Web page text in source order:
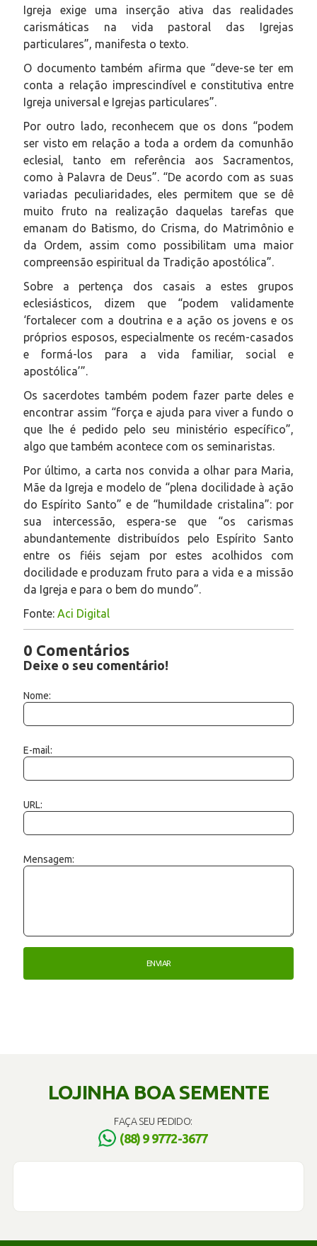
Igreja exige uma inserção ativa das realidades
carismáticas na vida pastoral das Igrejas
particulares”, manifesta o texto.
O documento também afirma que “deve-se ter em
conta a relação imprescindível e constitutiva entre
Igreja universal e Igrejas particulares”.
Por outro lado, reconhecem que os dons “podem
ser visto em relação a toda a ordem da comunhão
eclesial, tanto em referência aos Sacramentos,
como à Palavra de Deus”. “De acordo com as suas
variadas peculiaridades, eles permitem que se dê
muito fruto na realização daquelas tarefas que
emanam do Batismo, do Crisma, do Matrimônio e
da Ordem, assim como possibilitam uma maior
compreensão espiritual da Tradição apostólica”.
Sobre a pertença dos casais a estes grupos
eclesiásticos, dizem que “podem validamente
‘fortalecer com a doutrina e a ação os jovens e os
próprios esposos, especialmente os recém-casados
e formá-los para a vida familiar, social e
apostólica’”.
Os sacerdotes também podem fazer parte deles e
encontrar assim “força e ajuda para viver a fundo o
que lhe é pedido pelo seu ministério específico”,
algo que também acontece com os seminaristas.
Por último, a carta nos convida a olhar para Maria,
Mãe da Igreja e modelo de “plena docilidade à ação
do Espírito Santo” e de “humildade cristalina”: por
sua intercessão, espera-se que “os carismas
abundantemente distribuídos pelo Espírito Santo
entre os fiéis sejam por estes acolhidos com
docilidade e produzam fruto para a vida e a missão
da Igreja e para o bem do mundo”.
Fonte: Aci Digital
0 Comentários
Deixe o seu comentário!
Nome:
E-mail:
URL:
Mensagem:
LOJINHA BOA SEMENTE
FAÇA SEU PEDIDO:
(88) 9 9772-3677